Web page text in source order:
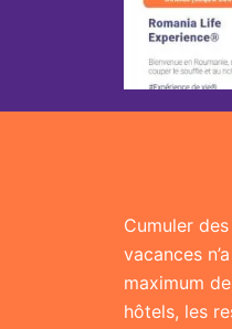
Cumuler
vacances
maximum
hôtels, les